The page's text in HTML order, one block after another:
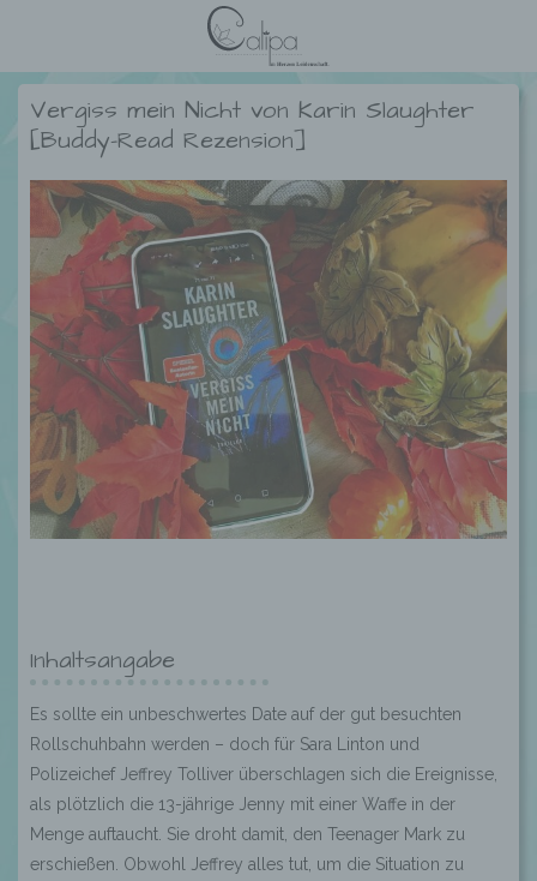
Vergiss mein Nicht von Karin Slaughter
[Buddy-Read Rezension]
Inhaltsangabe
Es sollte ein unbeschwertes Date auf der gut besuchten
Rollschuhbahn werden – doch für Sara Linton und
Polizeichef Jeffrey Tolliver überschlagen sich die Ereignisse,
als plötzlich die 13-jährige Jenny mit einer Waffe in der
Menge auftaucht. Sie droht damit, den Teenager Mark zu
erschießen. Obwohl Jeffrey alles tut, um die Situation zu